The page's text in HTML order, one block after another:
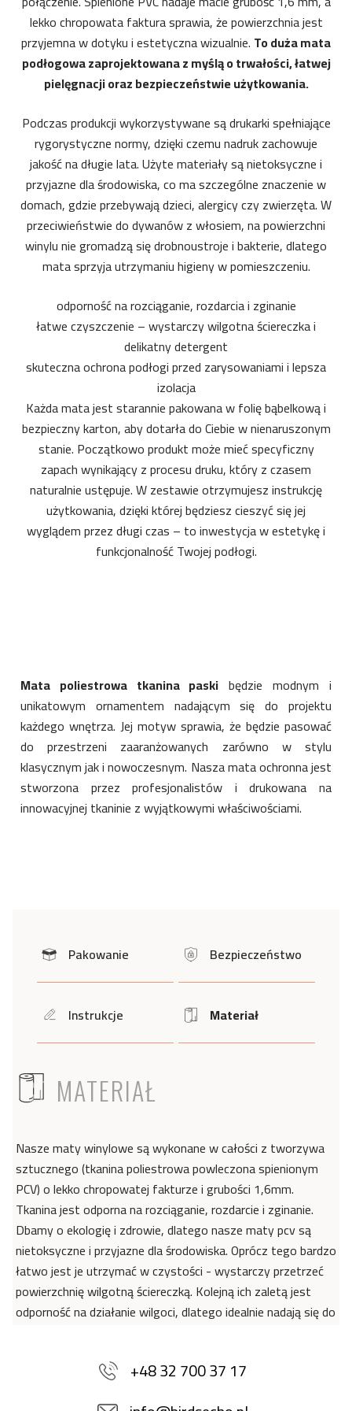
lekko chropowata faktura sprawia, że powierzchnia jest
przyjemna w dotyku i estetyczna wizualnie. To duża mata
podłogowa zaprojektowana z myślą o trwałości, łatwej
pielęgnacji oraz bezpieczeństwie użytkowania.
Podczas produkcji wykorzystywane są drukarki spełniające
rygorystyczne normy, dzięki czemu nadruk zachowuje
jakość na długie lata. Użyte materiały są nietoksyczne i
przyjazne dla środowiska, co ma szczególne znaczenie w
domach, gdzie przebywają dzieci, alergicy czy zwierzęta. W
przeciwieństwie do dywanów z włosiem, na powierzchni
winylu nie gromadzą się drobnoustroje i bakterie, dlatego
mata sprzyja utrzymaniu higieny w pomieszczeniu.
odporność na rozciąganie, rozdarcia i zginanie
łatwe czyszczenie – wystarczy wilgotna ściereczka i
delikatny detergent
skuteczna ochrona podłogi przed zarysowaniami i lepsza
izolacja
Każda mata jest starannie pakowana w folię bąbelkową i
bezpieczny karton, aby dotarła do Ciebie w nienaruszonym
stanie. Początkowo produkt może mieć specyficzny
zapach wynikający z procesu druku, który z czasem
naturalnie ustępuje. W zestawie otrzymujesz instrukcję
użytkowania, dzięki której będziesz cieszyć się jej
wyglądem przez długi czas – to inwestycja w estetykę i
funkcjonalność Twojej podłogi.
Mata poliestrowa tkanina paski będzie modnym i
unikatowym ornamentem nadającym się do projektu
każdego wnętrza. Jej motyw sprawia, że będzie pasować
do przestrzeni zaaranżowanych zarówno w stylu
klasycznym jak i nowoczesnym. Nasza mata ochronna jest
stworzona przez profesjonalistów i drukowana na
innowacyjnej tkaninie z wyjątkowymi właściwościami.
icon Pakowanie icon Bezpieczeństwo
icon Instrukcje Icon Materiał
ICONMATERIAŁ
Nasze maty winylowe są wykonane w całości z tworzywa
sztucznego (tkanina poliestrowa powleczona spienionym
PCV) o lekko chropowatej fakturze i grubości 1,6mm.
Tkanina jest odporna na rozciąganie, rozdarcie i zginanie.
Dbamy o ekologię i zdrowie, dlatego nasze maty pcv są
nietoksyczne i przyjazne dla środowiska. Oprócz tego bardzo
łatwo jest je utrzymać w czystości - wystarczy przetrzeć
powierzchnię wilgotną ściereczką. Kolejną ich zaletą jest
odporność na działanie wilgoci, dlatego idealnie nadają się do
w pomieszczeniach dla alergików, ponieważ na ich
+48 32 700 37 17